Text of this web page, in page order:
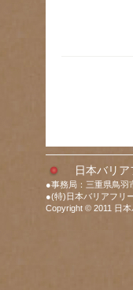
日本バリ
●事務局：三重県鳥羽
●(特)日本バリアフリ
Copyright © 2011 日